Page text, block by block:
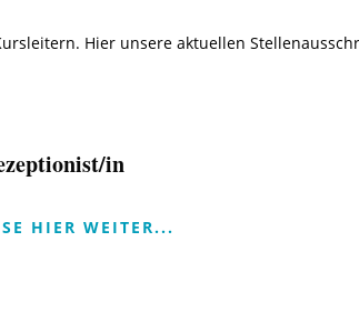
Hier unsere aktuellen
in
HIER WEITER...